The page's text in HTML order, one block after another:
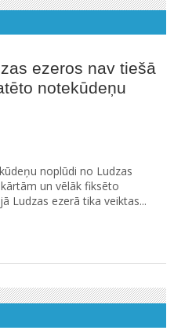
ezeros nav tiešā
notekūdeņu
noplūdi no Ludzas
un vēlāk fiksēto
Ludzas ezerā tika veiktas...